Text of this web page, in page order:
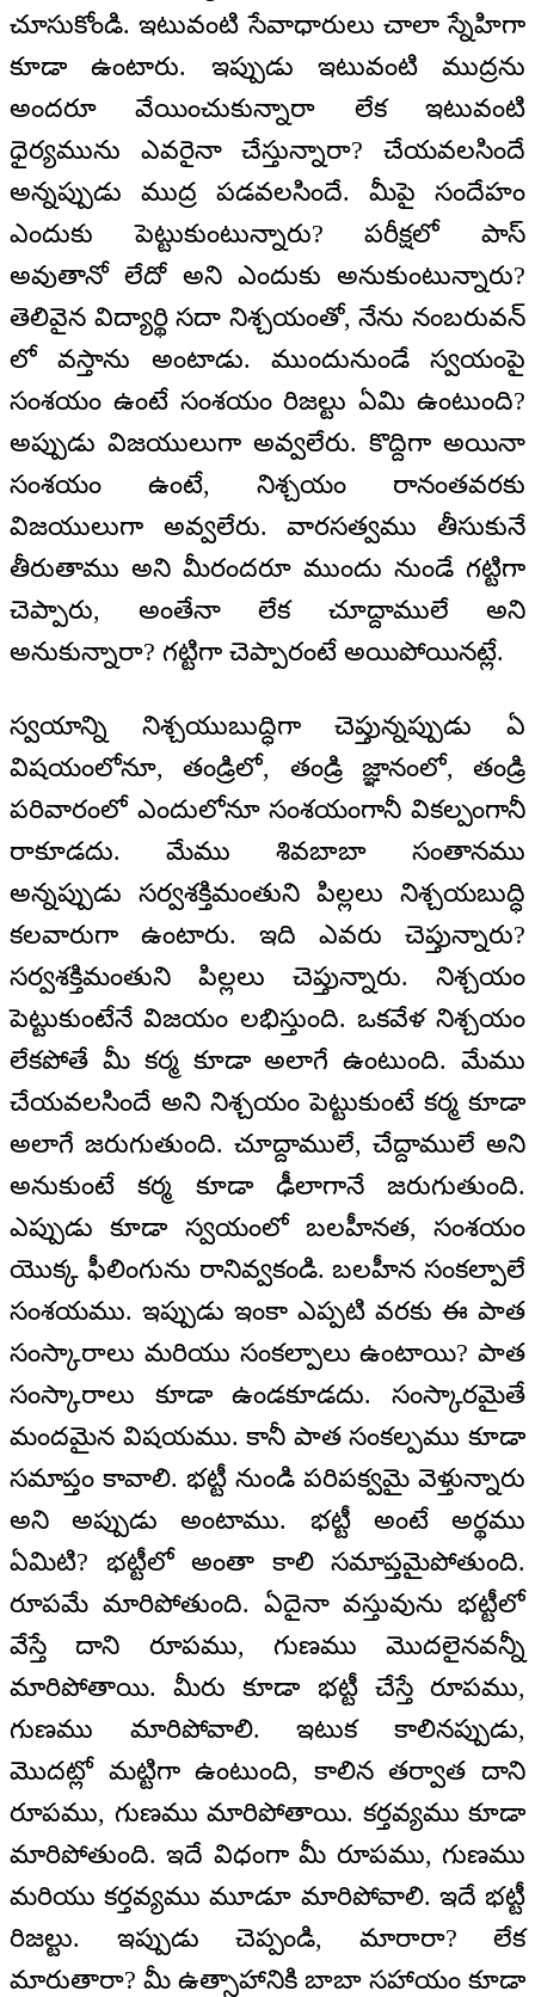
చూసుకోండి. ఇటువంటి సేవాధారులు చాలా స్నేహిగా
కూడా ఉంటారు. ఇప్పుడు ఇటువంటి ముద్రను
అందరూ వేయించుకున్నారా లేక ఇటువంటి
ధైర్యమును ఎవరైనా చేస్తున్నారా? చేయవలసిందే
అన్నప్పుడు ముద్ర పడవలసిందే. మీపై సందేహం
ఎందుకు పెట్టుకుంటున్నారు? పరీక్షలో పాస్
అవుతానో లేదో అని ఎందుకు అనుకుంటున్నారు?
తెలివైన విద్యార్థి సదా నిశ్చయంతో, నేను నంబరువన్
లో వస్తాను అంటాడు. ముందునుండే స్వయంపై
సంశయం ఉంటే సంశయం రిజల్టు ఏమి ఉంటుంది?
అప్పుడు విజయులుగా అవ్వలేరు. కొద్దిగా అయినా
సంశయం ఉంటే, నిశ్చయం రానంతవరకు
విజయులుగా అవ్వలేరు. వారసత్వము తీసుకునే
తీరుతాము అని మీరందరూ ముందు నుండే గట్టిగా
చెప్పారు, అంతేనా లేక చూద్దాములే అని
అనుకున్నారా? గట్టిగా చెప్పారంటే అయిపోయినట్లే.
స్వయాన్ని నిశ్చయుబుద్ధిగా చెప్తున్నప్పుడు ఏ
విషయంలోనూ, తండ్రిలో, తండ్రి జ్ఞానంలో, తండ్రి
పరివారంలో ఎందులోనూ సంశయంగానీ వికల్పంగానీ
రాకూడదు. మేము శివబాబా సంతానము
అన్నప్పుడు సర్వశక్తిమంతుని పిల్లలు నిశ్చయబుద్ధి
కలవారుగా ఉంటారు. ఇది ఎవరు చెప్తున్నారు?
సర్వశక్తిమంతుని పిల్లలు చెప్తున్నారు. నిశ్చయం
పెట్టుకుంటేనే విజయం లభిస్తుంది. ఒకవేళ నిశ్చయం
లేకపోతే మీ కర్మ కూడా అలాగే ఉంటుంది. మేము
చేయవలసిందే అని నిశ్చయం పెట్టుకుంటే కర్మ కూడా
అలాగే జరుగుతుంది. చూద్దాములే, చేద్దాములే అని
అనుకుంటే కర్మ కూడా ఢీలాగానే జరుగుతుంది.
ఎప్పుడు కూడా స్వయంలో బలహీనత, సంశయం
యొక్క ఫీలింగును రానివ్వకండి. బలహీన సంకల్పాలే
సంశయము. ఇప్పుడు ఇంకా ఎప్పటి వరకు ఈ పాత
సంస్కారాలు మరియు సంకల్పాలు ఉంటాయి? పాత
సంస్కారాలు కూడా ఉండకూడదు. సంస్కారమైతే
మందమైన విషయము. కానీ పాత సంకల్పము కూడా
సమాప్తం కావాలి. భట్టీ నుండి పరిపక్వమై వెళ్తున్నారు
అని అప్పుడు అంటాము. భట్టీ అంటే అర్థము
ఏమిటి? భట్టీలో అంతా కాలి సమాప్తమైపోతుంది.
రూపమే మారిపోతుంది. ఏదైనా వస్తువును భట్టీలో
వేస్తే దాని రూపము, గుణము మొదలైనవన్నీ
మారిపోతాయి. మీరు కూడా భట్టీ చేస్తే రూపము,
గుణము మారిపోవాలి. ఇటుక కాలినప్పుడు,
మొదట్లో మట్టిగా ఉంటుంది, కాలిన తర్వాత దాని
రూపము, గుణము మారిపోతాయి. కర్తవ్యము కూడా
మారిపోతుంది. ఇదే విధంగా మీ రూపము, గుణము
మరియు కర్తవ్యము మూడూ మారిపోవాలి. ఇదే భట్టీ
రిజల్టు. ఇప్పుడు చెప్పండి, మారారా? లేక
మారుతారా? మీ ఉత్సాహానికి బాబా సహాయం కూడా